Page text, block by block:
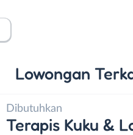
Lowongan
Dibutuhkan
Terapis Kuku &